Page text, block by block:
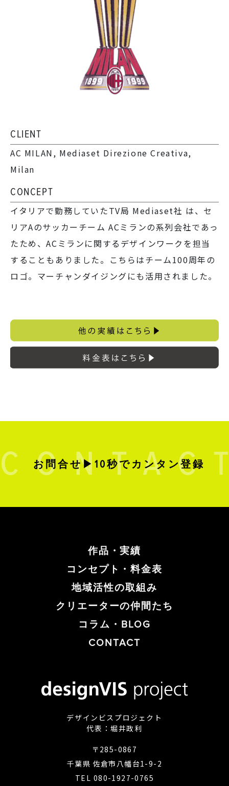
CLIENT
AC MILAN, Mediaset Direzione Creativa,
Milan
CONCEPT
イタリアで勤務していたTV局 Mediaset社 は、セ
リアAのサッカーチーム ACミランの系列会社であっ
たため、ACミランに関するデザインワークを担当
することもありました。こちらはチーム100周年の
ロゴ。マーチャンダイジングにも活用されました。
お問合せ▶10秒でカンタン登録
作品・実績
コンセプト・料金表
地域活性の取組み
クリエーターの仲間たち
コラム・BLOG
CONTACT
デザインビスプロジェクト
代表：堀井政利
〒285-0867
千葉県 佐倉市八幡台1-9-2
​​​​​​​TEL 080-1927-0765